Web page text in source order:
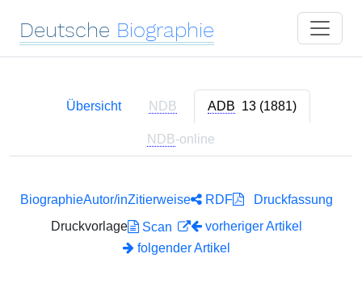
Deutsche Biographie
Übersicht NDB ADB 13 (1881)
NDB-online
BiographieAutor/inZitierweise RDF
Druckfassung
Druckvorlage
Scan
vorheriger Artikel
folgender Artikel